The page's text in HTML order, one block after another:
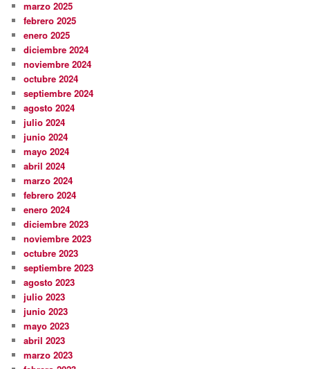
marzo 2025
febrero 2025
enero 2025
diciembre 2024
noviembre 2024
octubre 2024
septiembre 2024
agosto 2024
julio 2024
junio 2024
mayo 2024
abril 2024
marzo 2024
febrero 2024
enero 2024
diciembre 2023
noviembre 2023
octubre 2023
septiembre 2023
agosto 2023
julio 2023
junio 2023
mayo 2023
abril 2023
marzo 2023